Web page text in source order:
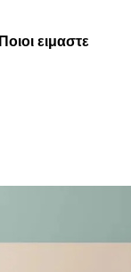
Ποιοι ειμαστε